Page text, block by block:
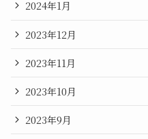
2024年1月
2023年12月
2023年11月
2023年10月
2023年9月